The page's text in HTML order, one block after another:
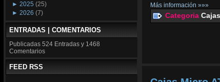
► 2025 (25)
► 2026 (7)
ENTRADAS | COMENTARIOS
Publicadas 524 Entradas y 1468
Comentarios
FEED RSS
Más información »»»
Categoria Cajas